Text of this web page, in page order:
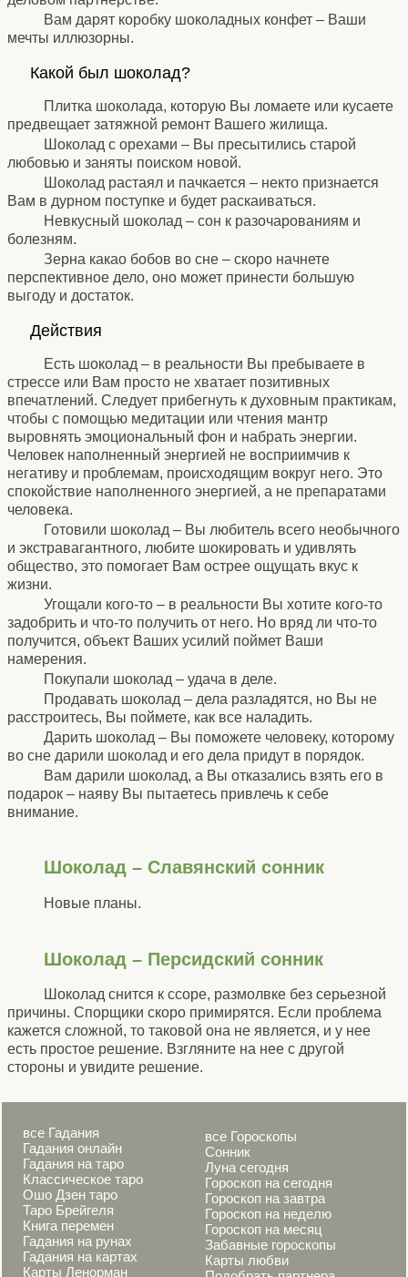
Вам дарят коробку шоколадных конфет – Ваши
мечты иллюзорны.
Какой был шоколад?
Плитка шоколада, которую Вы ломаете или кусаете
предвещает затяжной ремонт Вашего жилища.
Шоколад с орехами – Вы пресытились старой
любовью и заняты поиском новой.
Шоколад растаял и пачкается – некто признается
Вам в дурном поступке и будет раскаиваться.
Невкусный шоколад – сон к разочарованиям и
болезням.
Зерна какао бобов во сне – скоро начнете
перспективное дело, оно может принести большую
выгоду и достаток.
Действия
Есть шоколад – в реальности Вы пребываете в
стрессе или Вам просто не хватает позитивных
впечатлений. Следует прибегнуть к духовным практикам,
чтобы с помощью медитации или чтения мантр
выровнять эмоциональный фон и набрать энергии.
Человек наполненный энергией не восприимчив к
негативу и проблемам, происходящим вокруг него. Это
спокойствие наполненного энергией, а не препаратами
человека.
Готовили шоколад – Вы любитель всего необычного
и экстравагантного, любите шокировать и удивлять
общество, это помогает Вам острее ощущать вкус к
жизни.
Угощали кого-то – в реальности Вы хотите кого-то
задобрить и что-то получить от него. Но вряд ли что-то
получится, объект Ваших усилий поймет Ваши
намерения.
Покупали шоколад – удача в деле.
Продавать шоколад – дела разладятся, но Вы не
расстроитесь, Вы поймете, как все наладить.
Дарить шоколад – Вы поможете человеку, которому
во сне дарили шоколад и его дела придут в порядок.
Вам дарили шоколад, а Вы отказались взять его в
подарок – наяву Вы пытаетесь привлечь к себе
внимание.
Шоколад – Славянский сонник
Новые планы.
Шоколад – Персидский сонник
Шоколад снится к ссоре, размолвке без серьезной
причины. Спорщики скоро примирятся. Если проблема
кажется сложной, то таковой она не является, и у нее
есть простое решение. Взгляните на нее с другой
стороны и увидите решение.
все Гадания
Гадания онлайн
Гадания на таро
Классическое таро
Ошо Дзен таро
Таро Брейгеля
Книга перемен
Гадания на рунах
Гадания на картах
Карты Ленорман
все Гороскопы
Сонник
Луна сегодня
Гороскоп на сегодня
Гороскоп на завтра
Гороскоп на неделю
Гороскоп на месяц
Забавные гороскопы
Карты любви